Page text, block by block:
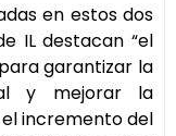
en estos dos
IL destacan “el
garantizar la
y mejorar la
incremento del